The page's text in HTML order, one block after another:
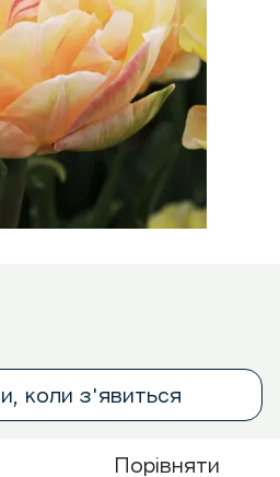
коли з'явиться
Порівняти